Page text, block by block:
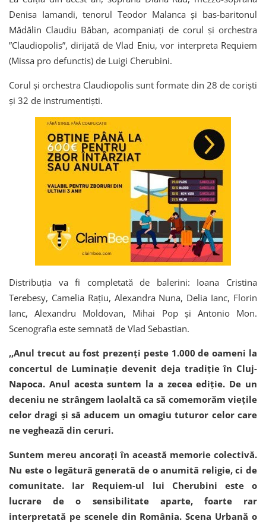
Denisa Iamandi, tenorul Teodor Malanca și bas-baritonul
Mădălin Claudiu Băban, acompaniați de corul și orchestra
”Claudiopolis”, dirijată de Vlad Eniu, vor interpreta Requiem
(Missa pro defunctis) de Luigi Cherubini.
Corul și orchestra Claudiopolis sunt formate din 28 de coriști
și 32 de instrumentiști.
Distribuția va fi completată de balerini: Ioana Cristina
Terebesy, Camelia Rațiu, Alexandra Nuna, Delia Ianc, Florin
Ianc, Alexandru Moldovan, Mihai Pop și Antonio Mon.
Scenografia este semnată de Vlad Sebastian.
,,Anul trecut au fost prezenți peste 1.000 de oameni la
concertul de Luminație devenit deja tradiție în Cluj-
Napoca. Anul acesta suntem la a zecea ediție. De un
deceniu ne strângem laolaltă ca să comemorăm viețile
celor dragi și să aducem un omagiu tuturor celor care
ne veghează din ceruri.
Suntem mereu ancorați în această memorie colectivă.
Nu este o legătură generată de o anumită religie, ci de
comunitate. Iar Requiem-ul lui Cherubini este o
lucrare de o sensibilitate aparte, foarte rar
interpretată pe scenele din România. Scena Urbană o